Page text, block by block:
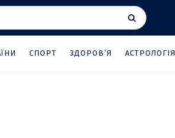
СПОРТ ЗДОРОВ’Я АСТРОЛОГІЯ